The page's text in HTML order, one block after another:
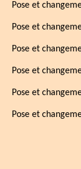
Pose et
Pose et
Pose et
Pose et
Pose et
Pose et